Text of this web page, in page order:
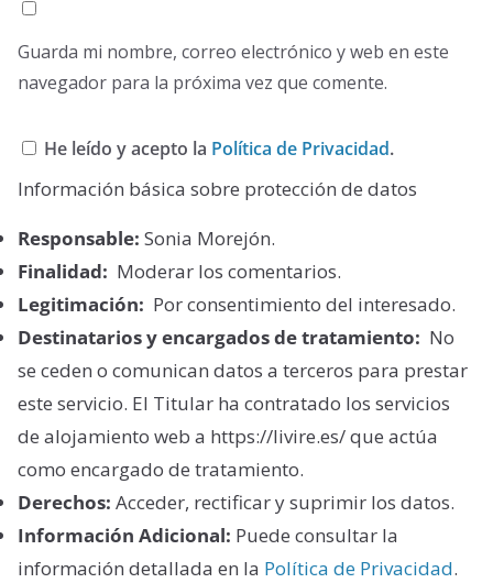
Guarda mi nombre, correo electrónico y web en este
navegador para la próxima vez que comente.
He leído y acepto la Política de Privacidad.
Información básica sobre protección de datos
Responsable: Sonia Morejón.
Finalidad: Moderar los comentarios.
Legitimación: Por consentimiento del interesado.
Destinatarios y encargados de tratamiento: No
se ceden o comunican datos a terceros para prestar
este servicio. El Titular ha contratado los servicios
de alojamiento web a https://livire.es/ que actúa
como encargado de tratamiento.
Derechos: Acceder, rectificar y suprimir los datos.
Información Adicional: Puede consultar la
información detallada en la Política de Privacidad.